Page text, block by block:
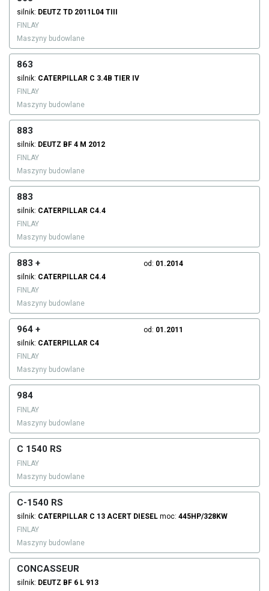
silnik: DEUTZ TD 2011L04 TIII
FINLAY
Maszyny budowlane
863
silnik: CATERPILLAR C 3.4B TIER IV
FINLAY
Maszyny budowlane
883
silnik: DEUTZ BF 4 M 2012
FINLAY
Maszyny budowlane
883
silnik: CATERPILLAR C4.4
FINLAY
Maszyny budowlane
883 + od: 01.2014
silnik: CATERPILLAR C4.4
FINLAY
Maszyny budowlane
964 + od: 01.2011
silnik: CATERPILLAR C4
FINLAY
Maszyny budowlane
984
FINLAY
Maszyny budowlane
C 1540 RS
FINLAY
Maszyny budowlane
C-1540 RS
silnik: CATERPILLAR C 13 ACERT DIESEL moc: 445HP/328KW
FINLAY
Maszyny budowlane
CONCASSEUR
silnik: DEUTZ BF 6 L 913